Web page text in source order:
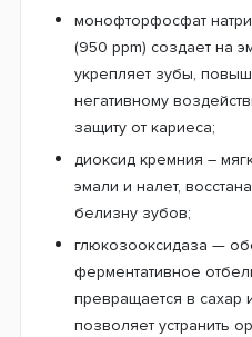
монофторфосфат
(950 ppm) создает на
укрепляет зубы,
негативному
защиту от кариеса;
диоксид кремния –
эмали и налет,
белизну зубов;
глюкозооксидаза —
ферментативное
превращается в сахар
позволяет устранить